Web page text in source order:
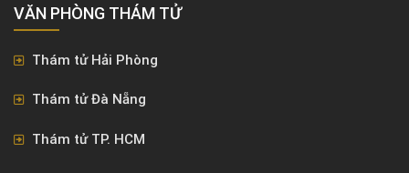
VĂN PHÒNG ​THÁM TỬ
Thám tử Hải Phòng
Thám tử Đà Nẵng
Thám tử TP. HCM